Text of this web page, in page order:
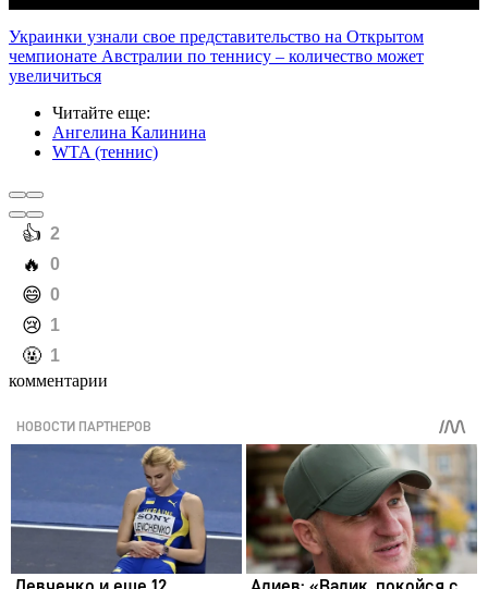
Украинки узнали свое представительство на Открытом
чемпионате Австралии по теннису – количество может
увеличиться
Читайте еще:
Ангелина Калинина
WTA (теннис)
️👍 2
️🔥 0
️😄 0
️😢 1
️🤬 1
комментарии